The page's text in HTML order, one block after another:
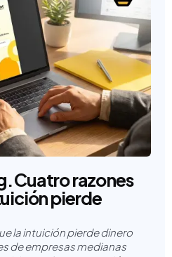
Cuatro razones
pierde
la intuición pierde dinero
de empresas medianas